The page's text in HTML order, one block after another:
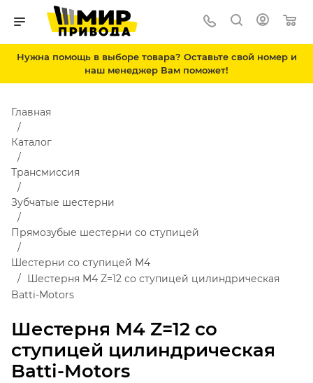
Нужна помощь в выборе товара? Оставьте свой номер и
наш менеджер Вам поможет!
Шестерня M4 Z=12 со
ступицей цилиндрическая
Batti-Motors
Главная
Каталог
Трансмиссия
Зубчатые шестерни
Прямозубые шестерни со ступицей
Шестерни со ступицей М4
Шестерня M4 Z=12 со ступицей цилиндрическая
Batti-Motors